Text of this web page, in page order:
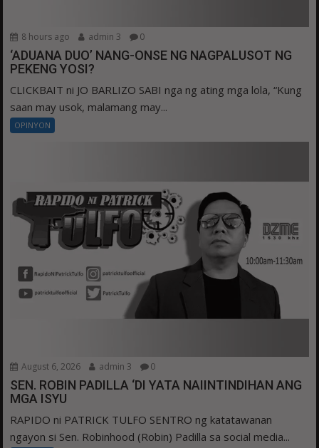
8 hours ago admin 3 0
‘ADUANA DUO’ NANG-ONSE NG NAGPALUSOT NG
PEKENG YOSI?
CLICKBAIT ni JO BARLIZO SABI nga ng ating mga lola, “Kung
saan may usok, malamang may...
OPINYON
August 6, 2026 admin 3 0
SEN. ROBIN PADILLA ‘DI YATA NAIINTINDIHAN ANG
MGA ISYU
RAPIDO ni PATRICK TULFO SENTRO ng katatawanan
ngayon si Sen. Robinhood (Robin) Padilla sa social media...